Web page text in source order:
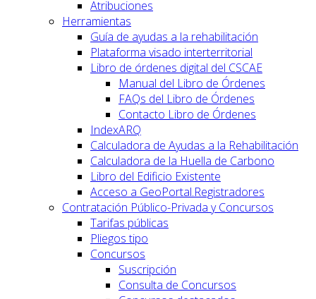
Atribuciones
Herramientas
Guía de ayudas a la rehabilitación
Plataforma visado interterritorial
Libro de órdenes digital del CSCAE
Manual del Libro de Órdenes
FAQs del Libro de Órdenes
Contacto Libro de Órdenes
IndexARQ
Calculadora de Ayudas a la Rehabilitación
Calculadora de la Huella de Carbono
Libro del Edificio Existente
Acceso a GeoPortal.Registradores
Contratación Público-Privada y Concursos
Tarifas públicas
Pliegos tipo
Concursos
Suscripción
Consulta de Concursos